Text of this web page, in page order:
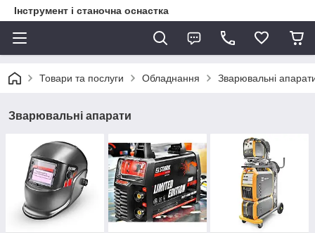
Інструмент і станочна оснастка
Товари та послуги Обладнання Зварювальні
Зварювальні апарати